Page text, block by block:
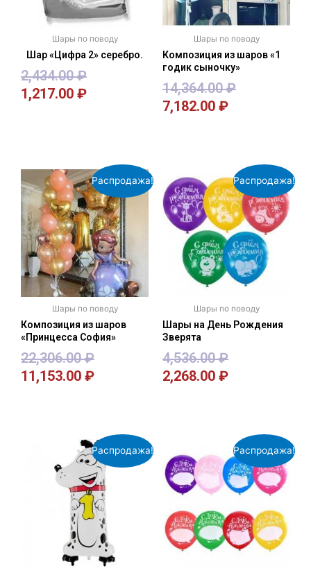
Шары по поводу
Шар «Цифра 2» серебро.
2,434.00₽
1,217.00 ₽
Шары по поводу
Композиция из шаров «1
годик сыночку»
14,364.00₽
7,182.00 ₽
Распродажа!
Шары по поводу
Композиция из шаров
«Принцесса София»
22,306.00₽
11,153.00 ₽
Распродажа!
Шары по поводу
Шары на День Рождения
Зверята
4,536.00₽
2,268.00 ₽
Распродажа! Распродажа!